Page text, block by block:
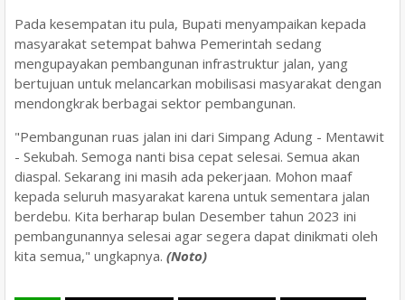
Pada kesempatan itu pula, Bupati menyampaikan kepada
masyarakat setempat bahwa Pemerintah sedang
mengupayakan pembangunan infrastruktur jalan, yang
bertujuan untuk melancarkan mobilisasi masyarakat dengan
mendongkrak berbagai sektor pembangunan.
"Pembangunan ruas jalan ini dari Simpang Adung - Mentawit
- Sekubah. Semoga nanti bisa cepat selesai. Semua akan
diaspal. Sekarang ini masih ada pekerjaan. Mohon maaf
kepada seluruh masyarakat karena untuk sementara jalan
berdebu. Kita berharap bulan Desember tahun 2023 ini
pembangunannya selesai agar segera dapat dinikmati oleh
kita semua," ungkapnya. (Noto)